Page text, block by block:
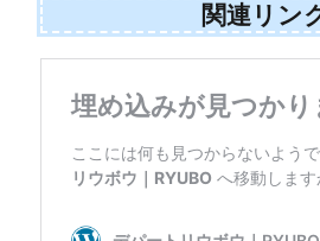
関連リン